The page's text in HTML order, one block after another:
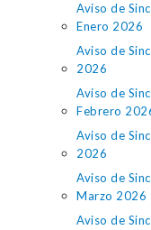
Aviso de
Enero 2026
Aviso de
2026
Aviso de
Febrero
Aviso de
2026
Aviso de
Marzo 2026
Aviso de